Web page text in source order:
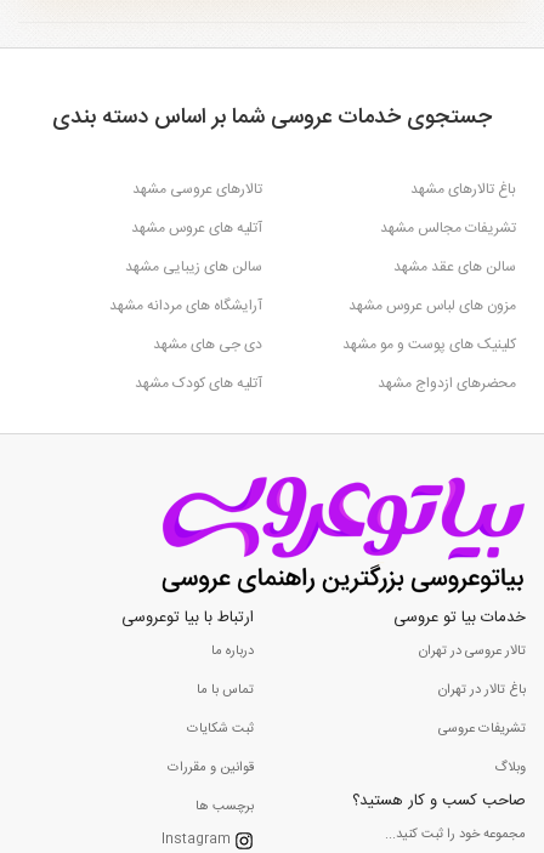
جستجوی خدمات عروسی شما بر اساس دسته بندی
باغ تالارهای مشهد
تالارهای عروسی مشهد
تشریفات مجالس مشهد
آتلیه های عروس مشهد
سالن های عقد مشهد
سالن های زیبایی مشهد
مزون های لباس عروس مشهد
آرایشگاه های مردانه مشهد
کلینیک های پوست و مو مشهد
دی جی های مشهد
محضرهای ازدواج مشهد
آتلیه های کودک مشهد
خدمات بیا تو عروسی
تالار عروسی در تهران
باغ تالار در تهران
تشریفات عروسی
وبلاگ
صاحب کسب و کار هستید؟
مجموعه خود را ثبت کنید...
ارتباط با بیا توعروسی
درباره ما
تماس با ما
ثبت شکایات
قوانین و مقررات
برچسب ها
Instagram